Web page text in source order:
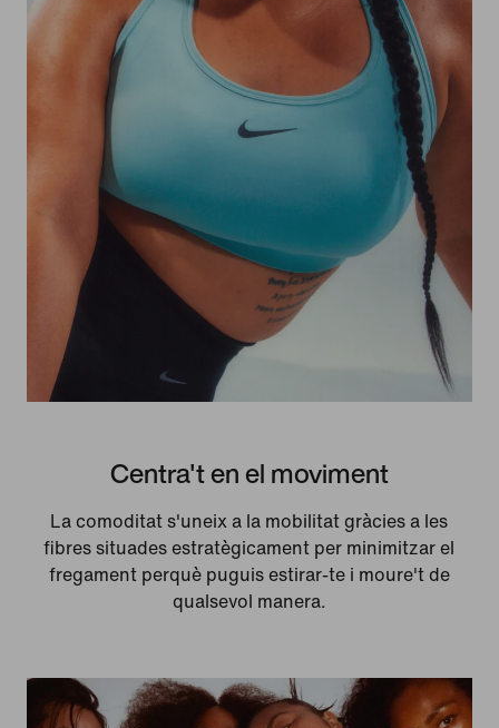
Centra't en el moviment
La comoditat s'uneix a la mobilitat gràcies a les
fibres situades estratègicament per minimitzar el
fregament perquè puguis estirar-te i moure't de
qualsevol manera.